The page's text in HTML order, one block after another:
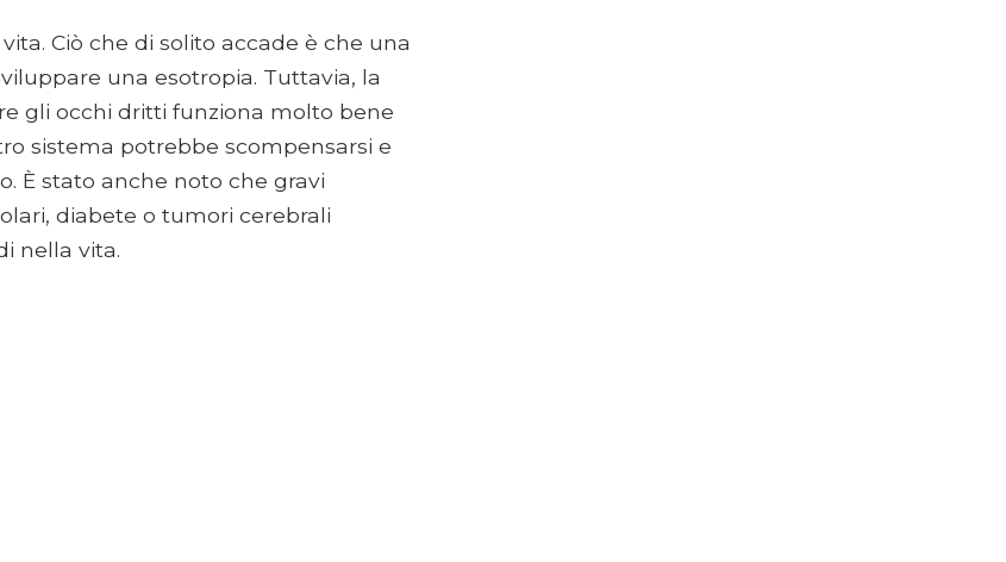
Ciò che di solito accade è che una
una esotropia. Tuttavia, la
gli occhi dritti funziona molto bene
sistema potrebbe scompensarsi e
È stato anche noto che gravi
diabete o tumori cerebrali
nella vita.